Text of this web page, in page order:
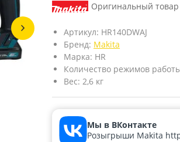
Оригинальный товар
Артикул: HR140DWAJ
Бренд: Makita
Марка: HR
Количество режимов
Вес: 2,6 кг
Мы в ВКонтакте
Розыгрыши Makita